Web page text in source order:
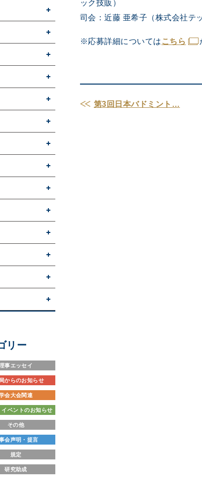
ック技販）
司会：近藤 亜希子（株式会社テ
※応募詳細については こちら
第3回日本バドミント…
リー
事エッセイ
からのお知らせ
会大会関連
イベントのお知らせ
その他
会声明・提言
規定
研究助成